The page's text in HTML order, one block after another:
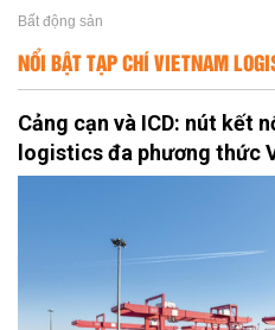
Bất động sản
NỔI BẬT TẠP CHÍ VIETNAM
Cảng cạn và ICD: nút kết
logistics đa phương thức